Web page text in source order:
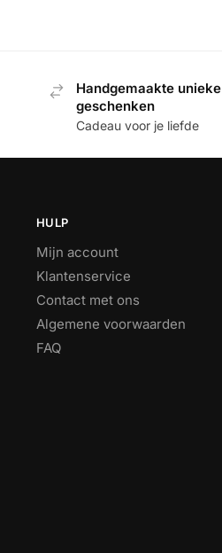
Handgemaakte unieke
geschenken
Cadeau voor je liefde
HULP
Mijn account
Klantenservice
Contact met ons
Algemene voorwaarden
FAQ